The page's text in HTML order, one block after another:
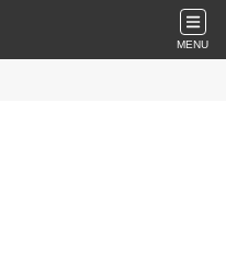
MENU